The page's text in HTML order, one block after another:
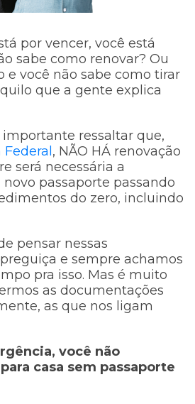
por vencer, você está
sabe como renovar? Ou
e você não sabe como tirar
que a gente explica
ressaltar que,
, NÃO HÁ renovação
será necessária a
passaporte passando
do zero, incluindo
pensar nessas
e sempre achamos
pra isso. Mas é muito
as documentações
as que nos ligam
você não
casa sem passaporte